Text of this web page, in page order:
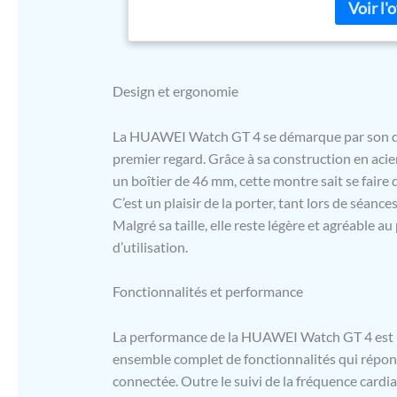
permettre
quartiers
de haut
calories
la santé
du
suivi
0.21 W/kg
tête : 0.07
Huawei
Design et ergonomie
La HUAWEI Watch GT 4 se démarque par
premier regard. Grâce à sa construction en
un boîtier de 46 mm, cette montre sait se
C’est un plaisir de la porter, tant lors de
Malgré sa taille, elle reste légère et agréable
d’utilisation.
Fonctionnalités et performance
La performance de la HUAWEI Watch GT 4
ensemble complet de fonctionnalités qui
connectée. Outre le suivi de la fréquence